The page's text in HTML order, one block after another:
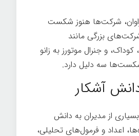
شرکت‌ها هنوز شکست
بزرگی مانند
و جنرال موتورز به ​​زانو
سه دلیل دارد.
آشکار
از مدیران به دانش
اعداد و فرمول‌های تحلیلی،